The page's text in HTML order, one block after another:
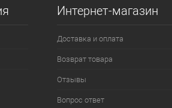
Интернет-магазин
Доставка и оплата
Возврат товара
Отзывы
Вопрос ответ